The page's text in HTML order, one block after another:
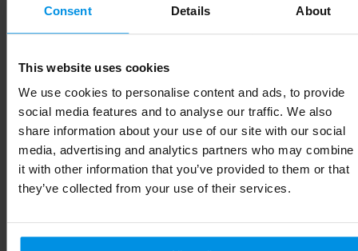
Consent Details About
This website uses cookies
We use cookies to personalise content and ads, to provide
social media features and to analyse our traffic. We also
share information about your use of our site with our social
media, advertising and analytics partners who may combine
it with other information that you’ve provided to them or that
they’ve collected from your use of their services.
Kleur
Afmeting 33 x 1,5 cm
Breedte 1.5 cm
Lengte 33 cm